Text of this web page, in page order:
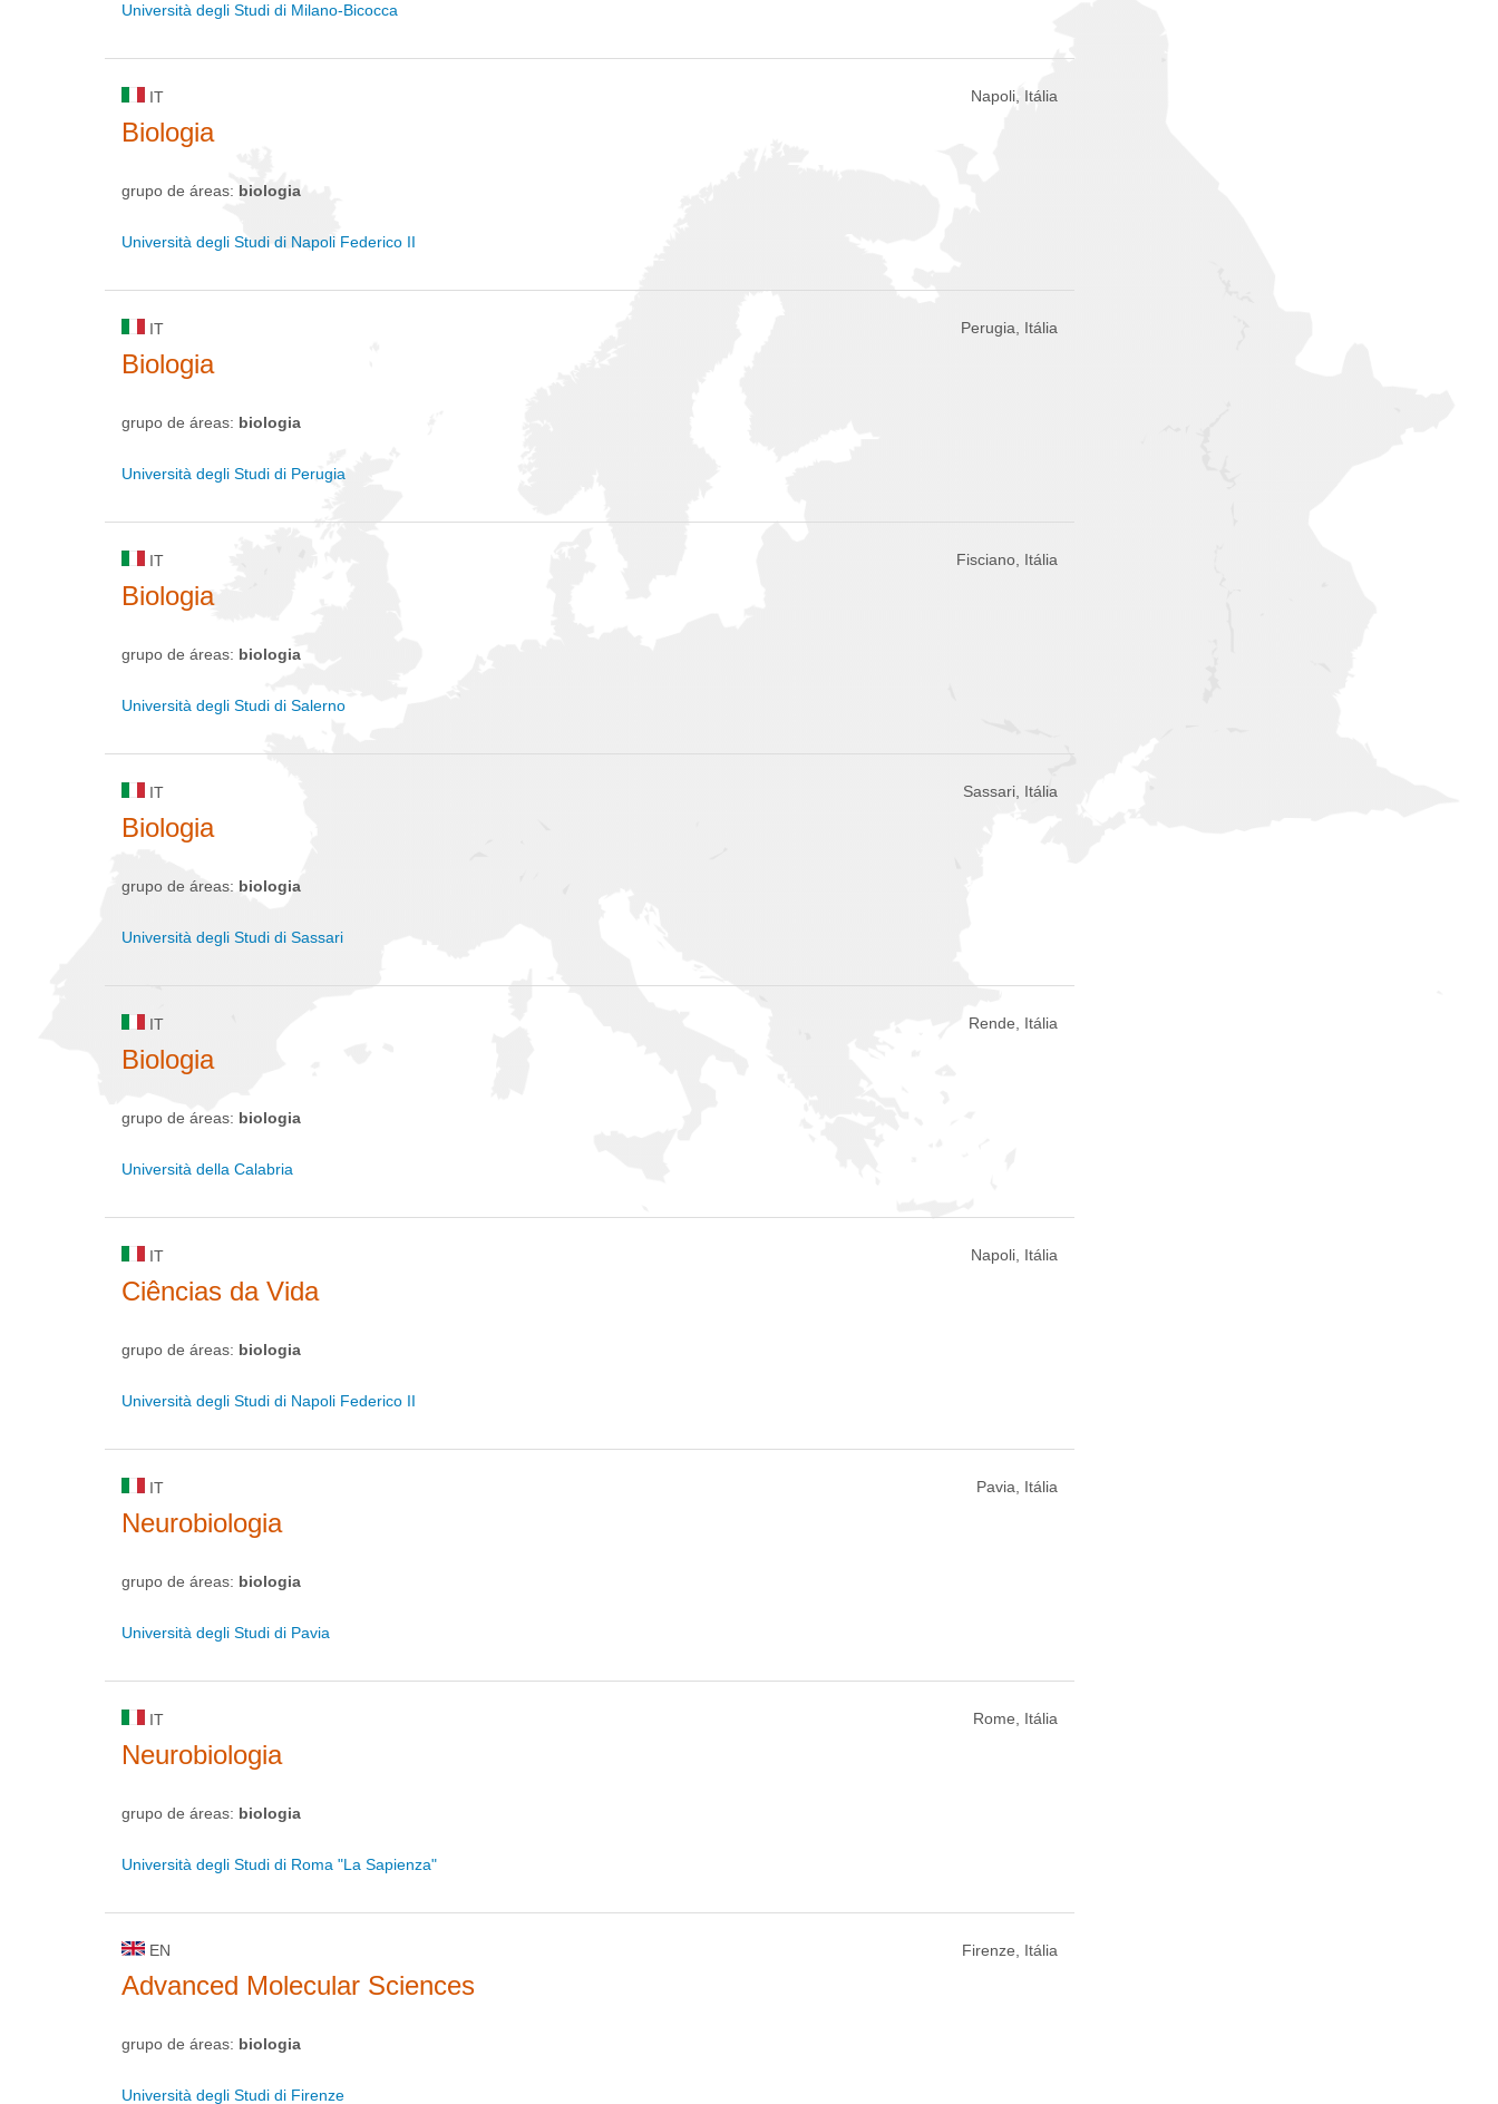
Università degli Studi di Milano-Bicocca
IT Napoli, Itália
Biologia
grupo de áreas: biologia
Università degli Studi di Napoli Federico II
IT Perugia, Itália
Biologia
grupo de áreas: biologia
Università degli Studi di Perugia
IT Fisciano, Itália
Biologia
grupo de áreas: biologia
Università degli Studi di Salerno
IT Sassari, Itália
Biologia
grupo de áreas: biologia
Università degli Studi di Sassari
IT Rende, Itália
Biologia
grupo de áreas: biologia
Università della Calabria
IT Napoli, Itália
Ciências da Vida
grupo de áreas: biologia
Università degli Studi di Napoli Federico II
IT Pavia, Itália
Neurobiologia
grupo de áreas: biologia
Università degli Studi di Pavia
IT Rome, Itália
Neurobiologia
grupo de áreas: biologia
Università degli Studi di Roma "La Sapienza"
EN Firenze, Itália
Advanced Molecular Sciences
grupo de áreas: biologia
Università degli Studi di Firenze